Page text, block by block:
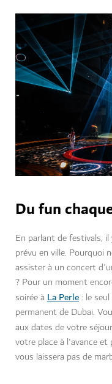
Du fun
En parlant de festivals,
prévu en ville. Pourquoi
assister à un concert
? Pour un moment
soirée à La Perle: le
permanent de Dubai.
aux dates de votre
votre place à l'avance
vous laissera pas de